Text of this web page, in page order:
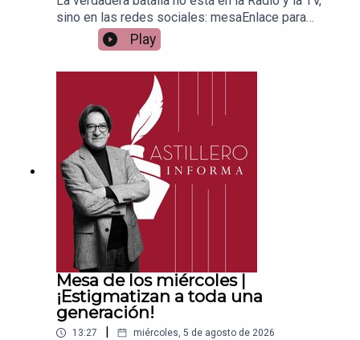
sino en las redes sociales: mesaEnlace para
apoyar vía
Patreon:https://www.patreon.com/julioastilleroEnl
ace para hacer donaciones vía
PayPal:https://www.paypal.me/julioastilleroCuent
a para hacer transferencias a cuenta BBVA a
nombre de Julio Hernández López:
1539408017CLABE: 012 320 01539408017
2Tienda:https://julioastillerotienda.com/
Play
Mesa de los miércoles |
¡Estigmatizan a toda una
generación!
13:27 miércoles, 5 de agosto de 2026